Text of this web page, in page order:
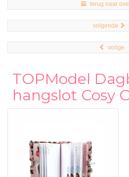
terug naar
volgende
vorige
TOPModel
hangslot Cosy